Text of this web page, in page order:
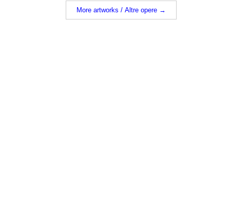
More artworks / Altre opere →